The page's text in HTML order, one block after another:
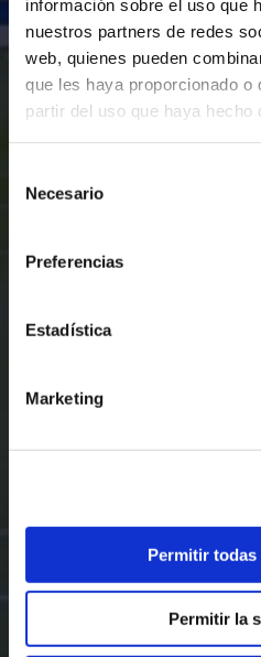
información sobre el uso que
nuestros partners de redes
web, quienes pueden
que les haya proporcionado o
partir del uso que haya hecho
Necesario
Preferencias
Estadística
Marketing
Permitir todas
Permitir la